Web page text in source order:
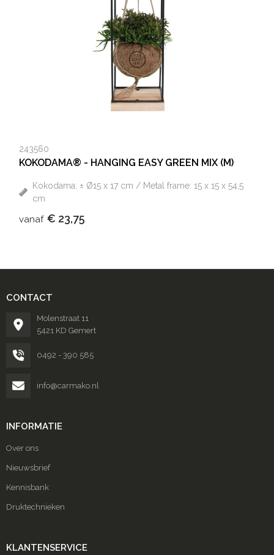
243560
KOKODAMA® - HANGING EASY GREEN MIX (M)
Kokodama: ± Ø15 x 17 cm / Metal frame: 15 x 15 x 54,5
cm
vanaf € 23,75
CONTACT
Molenstraat 11
5421 KD Gemert
0492 - 390 585
info@carmako.nl
INFORMATIE
Over ons
Nieuwsbrief
Kennisbank
Druktechnieken
KLANTENSERVICE